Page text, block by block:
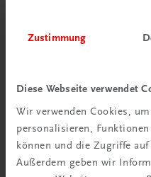
Zustimmung
Diese Webseite verwendet
Wir verwenden Cookies,
personalisieren,
können und die Zugriffe
Außerdem geben wir